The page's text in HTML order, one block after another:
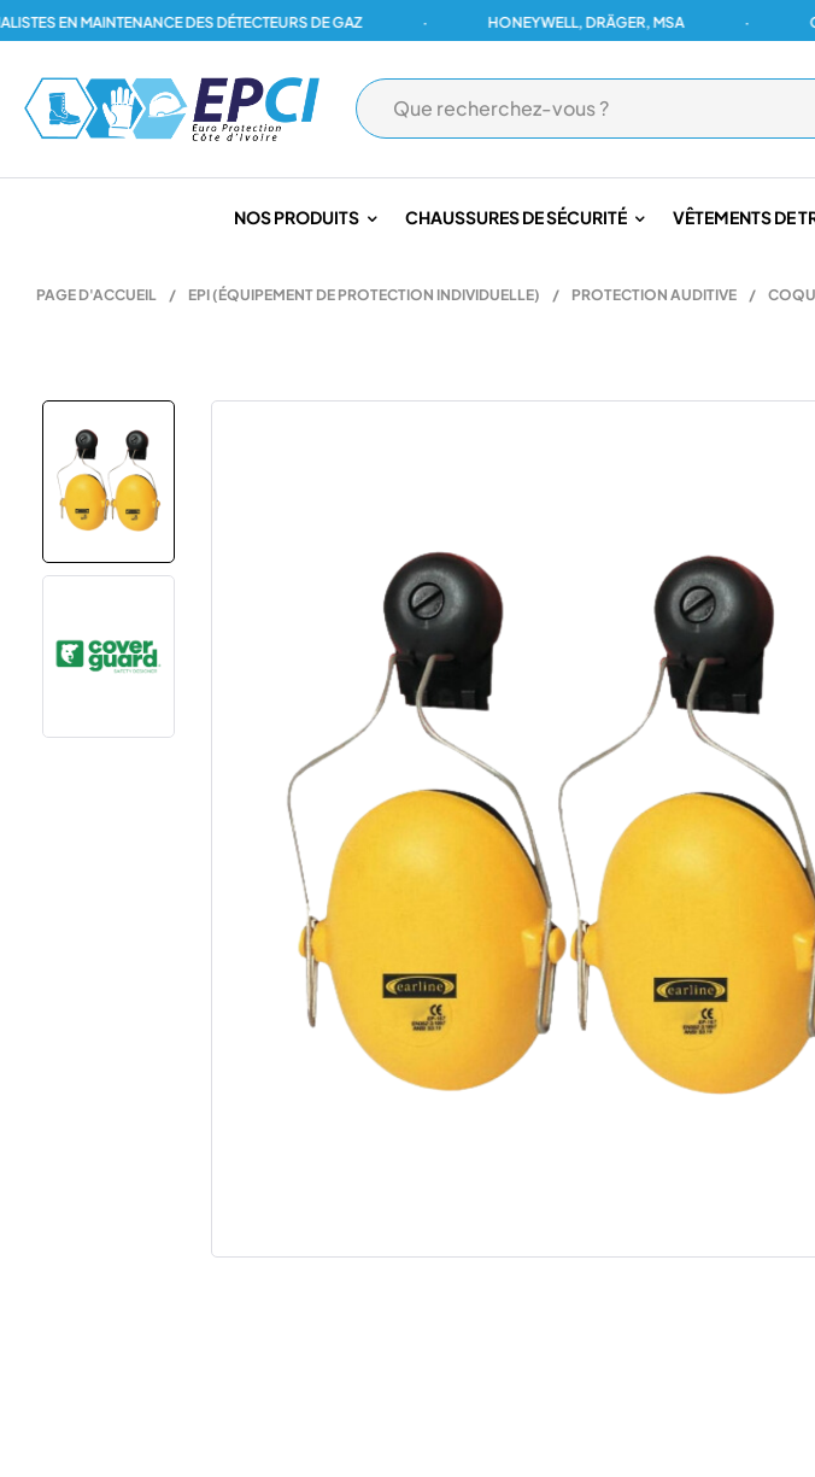
EN MAINTENANCE DES DÉTECTEURS DE GAZ HONEYWELL, DRÄGER, MSA
NOS PRODUITS CHAUSSURES DE SÉCURITÉ VÊTEMENTS DE
PAGE D'ACCUEIL / EPI (ÉQUIPEMENT DE PROTECTION INDIVIDUELLE) / PROTECTION AUDITIVE /